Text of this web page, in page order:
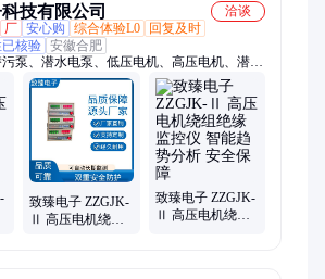
技有限公司
洽谈
厂 安心购 综合体验L0
回复及时
核验 安徽合肥
泵、潜水电泵、低压电机、高压电机、潜水
智能数显、防爆水泵、绝缘检测仪、智能控制
潜水泵进水、绝缘监测仪、专用控制器、控制
绝缘
致臻电子 ZZGJK-
Ⅱ 高压电机绕组
致臻电子 ZZGJK-
Ⅱ 高压电机绕组